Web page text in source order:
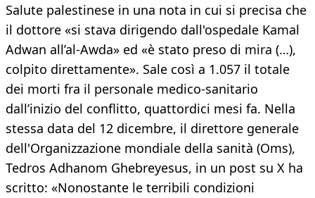
Salute palestinese in una nota in cui si precisa che
il dottore «si stava dirigendo dall'ospedale Kamal
Adwan all’al-Awda» ed «è stato preso di mira (…),
colpito direttamente». Sale così a 1.057 il totale
dei morti fra il personale medico-sanitario
dall’inizio del conflitto, quattordici mesi fa. Nella
stessa data del 12 dicembre, il direttore generale
dell'Organizzazione mondiale della sanità (Oms),
Tedros Adhanom Ghebreyesus, in un post su X ha
scritto: «Nonostante le terribili condizioni